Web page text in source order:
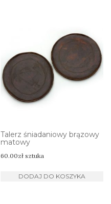
Talerz śniadaniowy brązowy
matowy
60.00zł sztuka
DODAJ DO KOSZYKA